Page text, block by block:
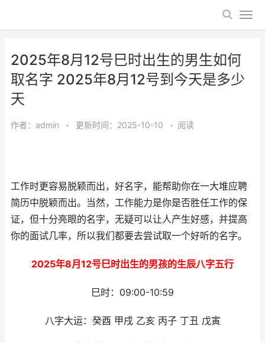
2025年8月12号巳时出生的男生如何
取名字 2025年8月12号到今天是多少
天
作者： admin • 更新时间：2025-10-10 • 阅读
工作时更容易脱颖而出，好名字，能帮助你在一大堆应聘
简历中脱颖而出。当然，工作能力是你是否胜任工作的保
证，但十分亮眼的名字，无疑可以让人产生好感，并提高
你的面试几率，所以我们都要去尝试取一个好听的名字。
2025年8月12号巳时出生的男孩的生辰八字五行
巳时：09:00-10:59
八字大运：癸酉 甲戌 乙亥 丙子 丁丑 戊寅